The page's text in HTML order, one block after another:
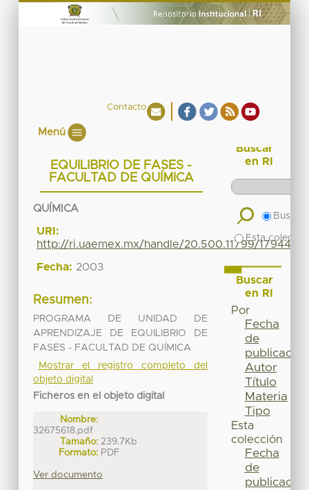
Contacto
Menú
EQUILIBRIO DE FASES -
FACULTAD DE QUÍMICA
QUÍMICA
URI:
http://ri.uaemex.mx/handle/20.500.11799/17944
Fecha: 2003
Resumen:
PROGRAMA DE UNIDAD DE
APRENDIZAJE DE EQUILIBRIO DE
FASES - FACULTAD DE QUÍMICA
Mostrar el registro completo del
objeto digital
Ficheros en el objeto digital
Nombre:
32675618.pdf
Tamaño: 239.7Kb
Formato: PDF
Ver documento
Buscar
en RI
Buscar
Esta
Buscar
en RI
Por
Fecha
de
publicación
Autor
Título
Materia
Tipo
Esta
colección
Fecha
de
publicación